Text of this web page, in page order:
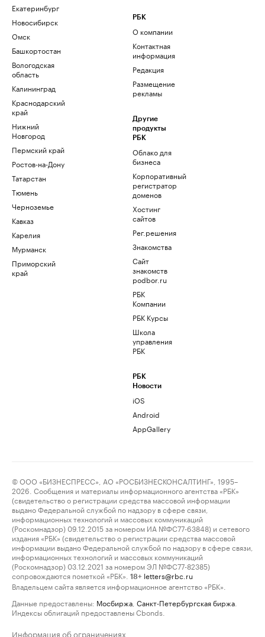
Екатеринбург
Новосибирск
Омск
Башкортостан
Вологодская
область
Калининград
Краснодарский
край
Нижний
Новгород
Пермский край
Ростов-на-Дону
Татарстан
Тюмень
Черноземье
Кавказ
Карелия
Мурманск
Приморский
край
РБК
О компании
Контактная
информация
Редакция
Размещение
рекламы
Другие
продукты
РБК
Облако для
бизнеса
Корпоративный
регистратор
доменов
Хостинг
сайтов
Рег.решения
Знакомства
Сайт
знакомств
podbor.ru
РБК
Компании
РБК Курсы
Школа
управления
РБК
РБК
Новости
iOS
Android
AppGallery
© ООО «БИЗНЕСПРЕСС», АО «РОСБИЗНЕСКОНСАЛТИНГ», 1995–
2026. Сообщения и материалы информационного агентства «РБК»
(свидетельство о регистрации средства массовой информации
выдано Федеральной службой по надзору в сфере связи,
информационных технологий и массовых коммуникаций
(Роскомнадзор) 09.12.2015 за номером ИА №ФС77-63848) и сетевого
издания «РБК» (свидетельство о регистрации средства массовой
информации выдано Федеральной службой по надзору в сфере связи,
информационных технологий и массовых коммуникаций
(Роскомнадзор) 03.12.2021 за номером ЭЛ №ФС77-82385)
сопровождаются пометкой «РБК».
18+ letters@rbc.ru
Владельцем сайта является информационное агентство «РБК».
Данные предоставлены: Мосбиржа Санкт-Петербургская биржа
Индексы облигаций предоставлены Cbonds.
Информация об ограничениях